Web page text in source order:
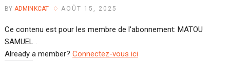
BY ADMINKCAT AOÛT 15, 2025
Ce contenu est pour les membre de l'abonnement: MATOU
SAMUEL .
Already a member? Connectez-vous ici